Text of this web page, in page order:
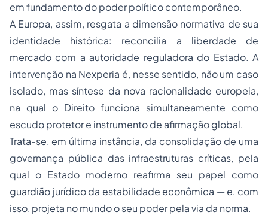
em fundamento do poder político contemporâneo.
A Europa, assim, resgata a dimensão normativa de sua
identidade histórica: reconcilia a liberdade de
mercado com a autoridade reguladora do Estado. A
intervenção na Nexperia é, nesse sentido, não um caso
isolado, mas síntese da nova racionalidade europeia,
na qual o Direito funciona simultaneamente como
escudo protetor e instrumento de afirmação global.
Trata-se, em última instância, da consolidação de uma
governança pública das infraestruturas críticas, pela
qual o Estado moderno reafirma seu papel como
guardião jurídico da estabilidade econômica — e, com
isso, projeta no mundo o seu poder pela via da norma.